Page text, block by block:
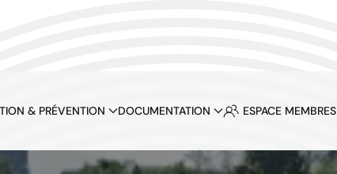
& PRÉVENTION DOCUMENTATION ESPACE MEMBRES